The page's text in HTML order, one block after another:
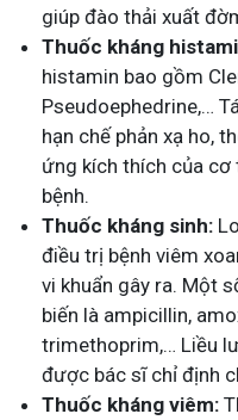
giúp đào thải xuất
Thuốc kháng
histamin bao gồm
Pseudoephedrine,…
hạn chế phản xạ ho,
ứng kích thích của cơ
bệnh.
Thuốc kháng sinh:
điều trị bệnh viêm
vi khuẩn gây ra. Một
biến là ampicillin,
trimethoprim,… Liều
được bác sĩ chỉ định
Thuốc kháng viêm: